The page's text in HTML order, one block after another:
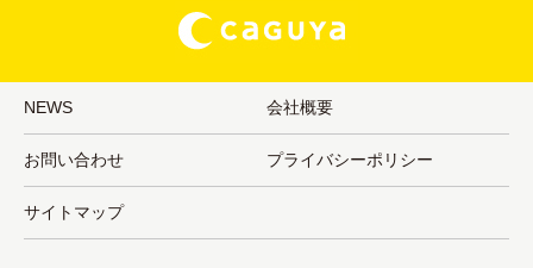
NEWS 会社概要
お問い合わせ プライバシーポリシー
サイトマップ